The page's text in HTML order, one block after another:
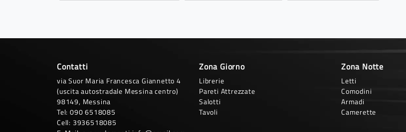
Contatti
via Suor Maria Francesca Giannetto 4
(uscita autostradale Messina centro)
98149, Messina
Tel: 090 6518085
Cell: 3936518085
Zona Giorno
Librerie
Pareti Attrezzate
Salotti
Tavoli
Zona Notte
Letti
Comodini
Armadi
Camerette